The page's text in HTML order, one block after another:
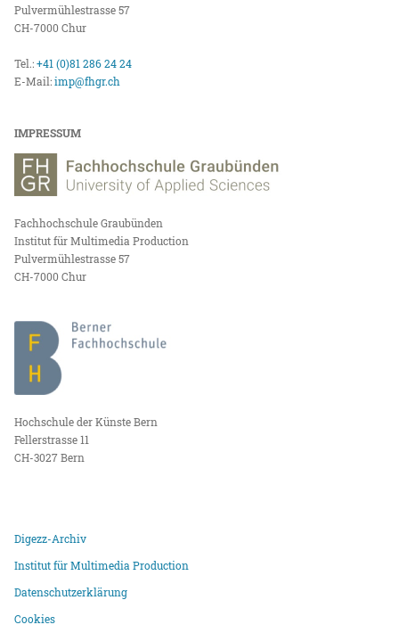
Pulvermühlestrasse 57
CH-7000 Chur
Tel.:+41 (0)81 286 24 24
E-Mail:imp@fhgr.ch
IMPRESSUM
Fachhochschule Graubünden
Institut für Multimedia Production
Pulvermühlestrasse 57
CH-7000 Chur
Hochschule der Künste Bern
Fellerstrasse 11
CH-3027 Bern
Digezz-Archiv
Institut für Multimedia Production
Datenschutzerklärung
Cookies